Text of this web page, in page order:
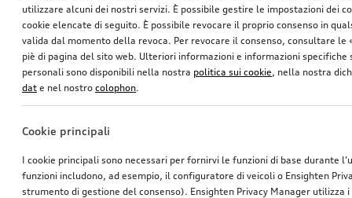
utilizzare alcuni dei nostri servizi. È possibile gestire le impostazioni dei
cookie elencate di seguito. È possibile revocare il proprio consenso in
valida dal momento della revoca. Per revocare il consenso, consultare le
piè di pagina del sito web. Ulteriori informazioni e informazioni specifiche
personali sono disponibili nella nostra politica sui cookie, nella nostra
dat e nel nostro colophon.
Cookie principali
I cookie principali sono necessari per fornirvi le funzioni di base durante
funzioni includono, ad esempio, il configuratore di veicoli o Ensighten
strumento di gestione del consenso). Ensighten Privacy Manager utilizza